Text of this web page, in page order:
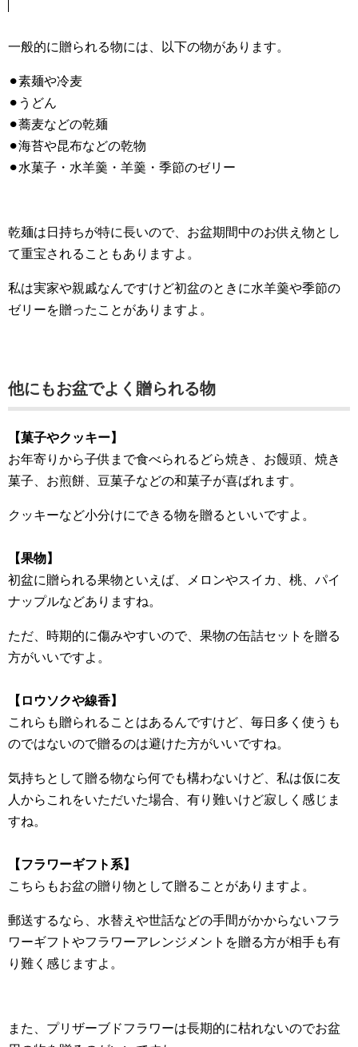
一般的に贈られる物には、以下の物があります。
⚫︎素麺や冷麦
⚫︎うどん
⚫︎蕎麦などの乾麺
⚫︎海苔や昆布などの乾物
⚫︎水菓子・水羊羹・羊羹・季節のゼリー
乾麺は日持ちが特に長いので、お盆期間中のお供え物とし
て重宝されることもありますよ。
私は実家や親戚なんですけど初盆のときに水羊羹や季節の
ゼリーを贈ったことがありますよ。
他にもお盆でよく贈られる物
【菓子やクッキー】
お年寄りから子供まで食べられるどら焼き、お饅頭、焼き
菓子、お煎餅、豆菓子などの和菓子が喜ばれます。
クッキーなど小分けにできる物を贈るといいですよ。
【果物】
初盆に贈られる果物といえば、メロンやスイカ、桃、パイ
ナップルなどありますね。
ただ、時期的に傷みやすいので、果物の缶詰セットを贈る
方がいいですよ。
【ロウソクや線香】
これらも贈られることはあるんですけど、毎日多く使うも
のではないので贈るのは避けた方がいいですね。
気持ちとして贈る物なら何でも構わないけど、私は仮に友
人からこれをいただいた場合、有り難いけど寂しく感じま
すね。
【フラワーギフト系】
こちらもお盆の贈り物として贈ることがありますよ。
郵送するなら、水替えや世話などの手間がかからないフラ
ワーギフトやフラワーアレンジメントを贈る方が相手も有
り難く感じますよ。
また、プリザーブドフラワーは長期的に枯れないのでお盆